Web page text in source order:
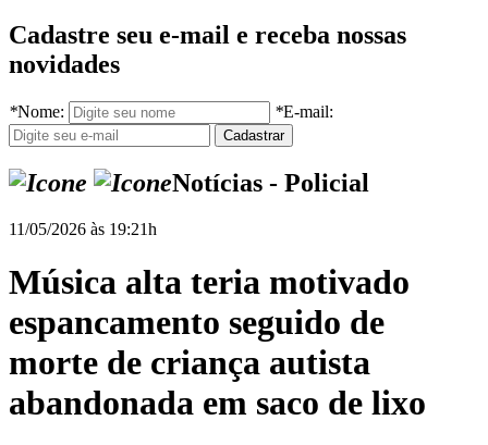
Cadastre seu e-mail e receba nossas
novidades
*Nome: *E-mail:
Notícias - Policial
11/05/2026 às 19:21h
Música alta teria motivado
espancamento seguido de
morte de criança autista
abandonada em saco de lixo